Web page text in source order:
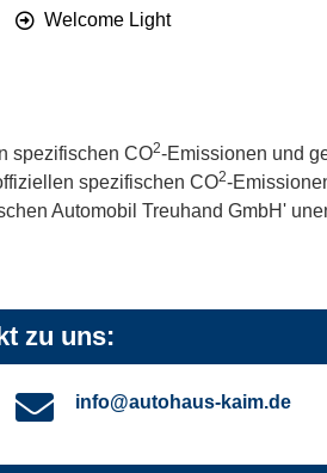
Welcome Light
spezifischen CO2-Emissionen und
spezifischen CO2-
Automobil Treuhand GmbH'
zu uns:
info@autohaus-kaim.de